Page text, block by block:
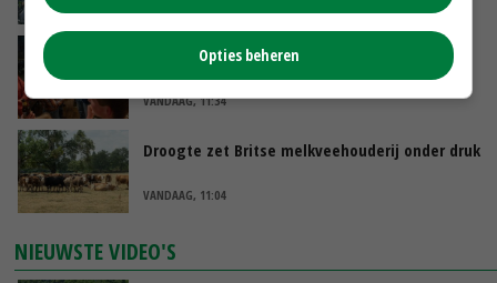
Ministerie zoekt tweehonderd agrariërs die
mee willen denken
VANDAAG, 11:34
Droogte zet Britse melkveehouderij onder druk
VANDAAG, 11:04
NIEUWSTE VIDEO'S
Opties beheren